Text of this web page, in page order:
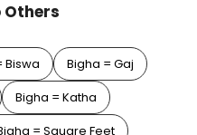
Others
Biswa
Bigha = Gaj
Bigha = Katha
= Square Feet